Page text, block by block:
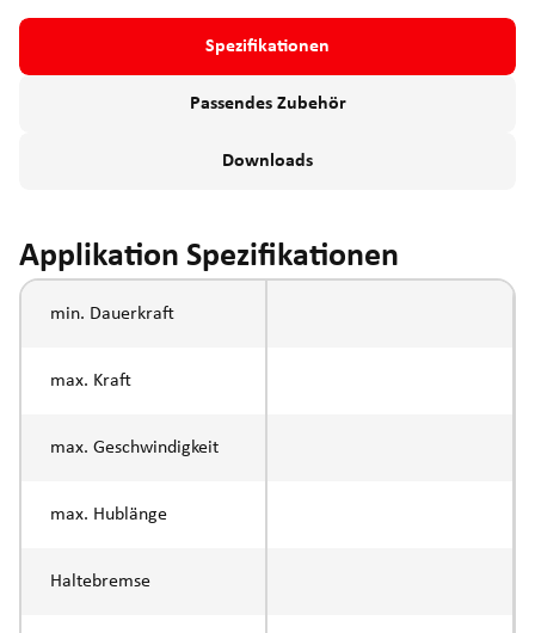
Spezifikationen
Passendes Zubehör
Downloads
Applikation Spezifikationen
min. Dauerkraft
max. Kraft
max. Geschwindigkeit
max. Hublänge
Haltebremse